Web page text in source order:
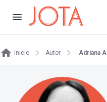
Início Autor Adriana